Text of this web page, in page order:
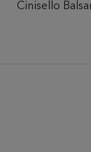
Cinisello